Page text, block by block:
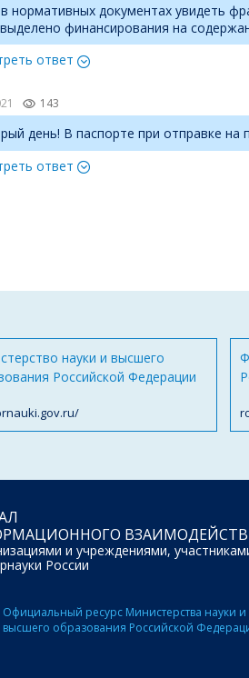
нормативных документах увидеть
финансирования на
ответ
143
день! В паспорте при отправке на
ответ
науки и высшего
Российской Федерации
и учреждениями,
России
Официальный ресурс Министерства науки и
высшего образования Российской